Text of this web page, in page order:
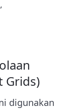
Grids)
digunakan